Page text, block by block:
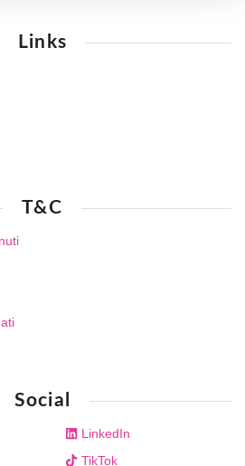
Links
T&C
Social
LinkedIn
TikTok